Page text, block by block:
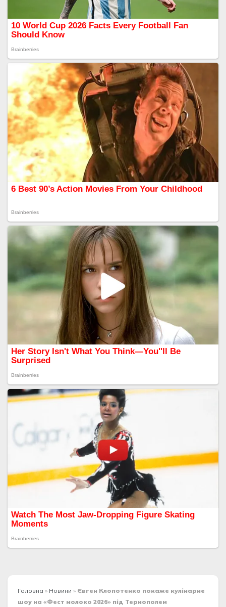
Головна » Новини » Євген Клопотенко покаже кулінарне
шоу на «Фест молоко 2026» під Тернополем